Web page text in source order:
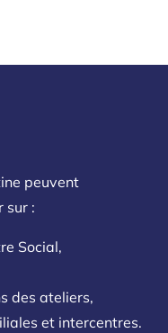
peuvent
sur :
Social,
des ateliers,
et intercentres.